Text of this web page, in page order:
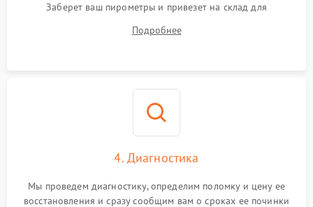
Заберет ваш пирометры и привезет на склад для
Подробнее
4. Диагностика
Мы проведем диагностику, определим поломку и цену ее
восстановления и сразу сообщим вам о сроках ее починки